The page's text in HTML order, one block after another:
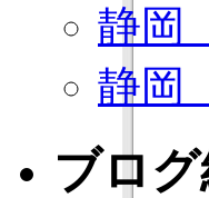
静岡
静岡
ブロ